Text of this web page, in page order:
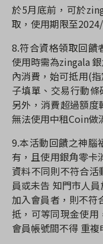
於5月底前，可於
取，使用期限至
8.符合資格領取回饋
使用時需為zingala
內消費，始可抵用(
子填單、交易行動
另外，消費超過額
無法使用中租Coin做
9.本活動回饋之神腦
有，且使用銀角零卡
資料不同則不符合
員或未告 知門市人
加入會員者，則不符
抵，可等同現金使
會員帳號間不得 重複